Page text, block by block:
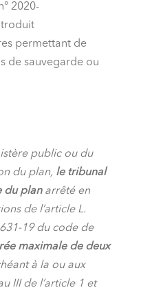
2020-
permettant de
de sauvegarde ou
public ou du
du plan, le tribunal
du planarrêté en
de l’article L.
19 du code de
maximale de deux
à la ou aux
III de l’article 1 et